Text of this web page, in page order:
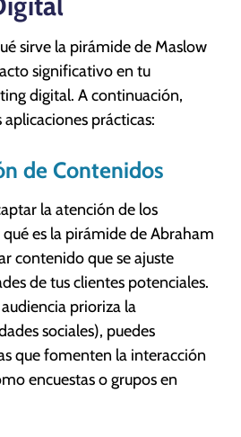
sirve la pirámide de Maslow
significativo en tu
digital. A continuación,
prácticas:
de Contenidos
la atención de los
es la pirámide de Abraham
contenido que se ajuste
de tus clientes potenciales.
prioriza la
sociales), puedes
que fomenten la interacción
encuestas o grupos en